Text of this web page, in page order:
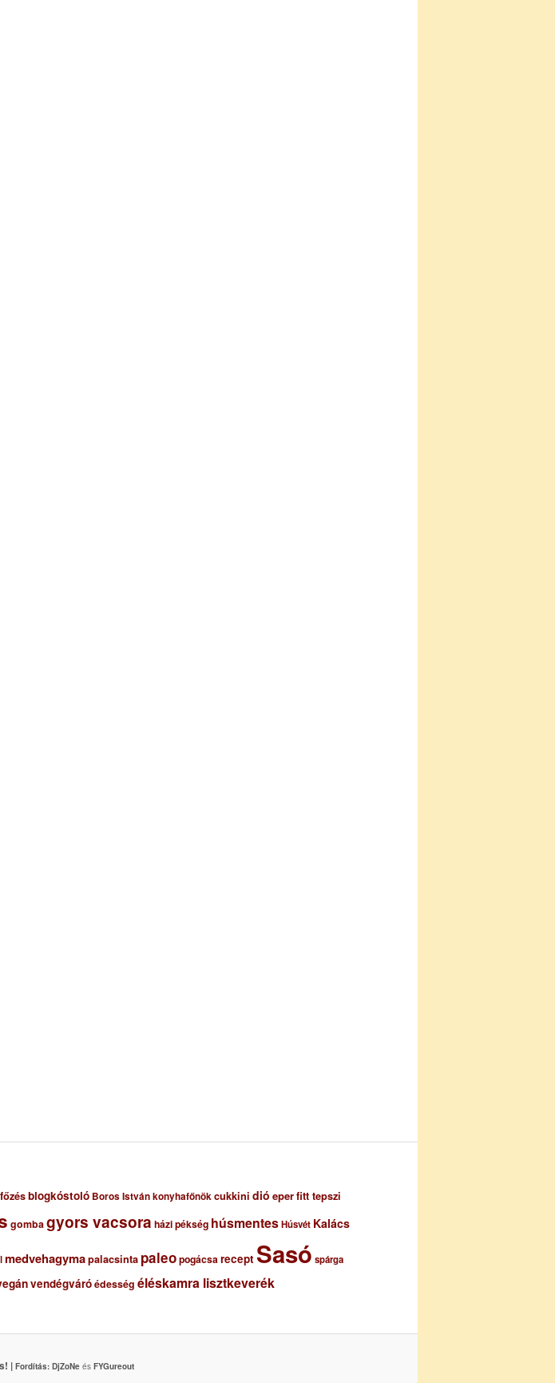
blogkóstoló Boros István konyhafőnökcukkini dió eperfitt tepszi
gombagyors vacsora házi pékség húsmentesHúsvét Kalács
medvehagymapalacsinta paleopogácsarecept Sasó spárga
vendégváróédesség éléskamra lisztkeverék
| Fordítás: DjZoNeés FYGureout